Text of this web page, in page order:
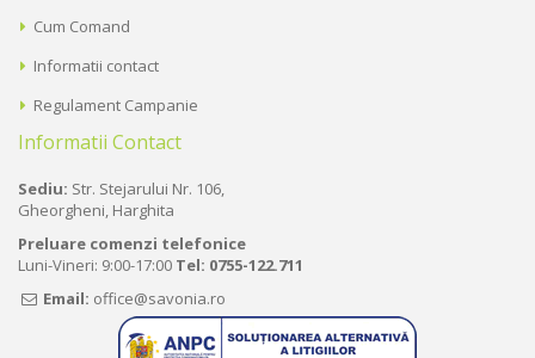
Cum Comand
Informatii contact
Regulament Campanie
Informatii Contact
Sediu: Str. Stejarului Nr. 106,
Gheorgheni, Harghita
Preluare comenzi telefonice
Luni-Vineri: 9:00-17:00 Tel: 0755-122.711
Email: office@savonia.ro